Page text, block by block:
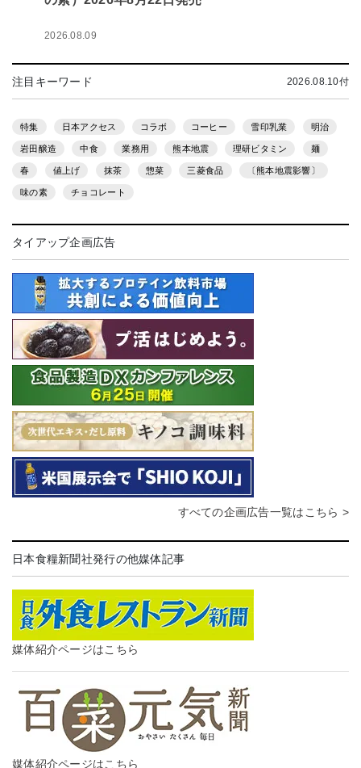
2026.08.09
注目キーワード 2026.08.10付
特集 日本アクセス コラボ コーヒー 雪印乳業 明治
岩田醸造 中食 業務用 熊本地震 理研ビタミン 麺
春 値上げ 抹茶 惣菜 三菱食品 〔熊本地震影響〕
味の素 チョコレート
タイアップ企画広告
すべての企画広告一覧はこちら >
日本食糧新聞社発行の他媒体記事
媒体紹介ページはこちら
媒体紹介ページはこちら